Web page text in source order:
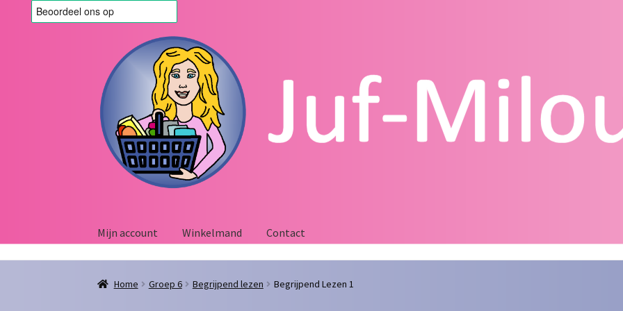
naar
navigatie
inhoud
Mijn account Winkelmand Contact
Home Algemene voorwaarden Blog Contact
Home Groep 6 Begrijpend lezen Begrijpend Lezen 1